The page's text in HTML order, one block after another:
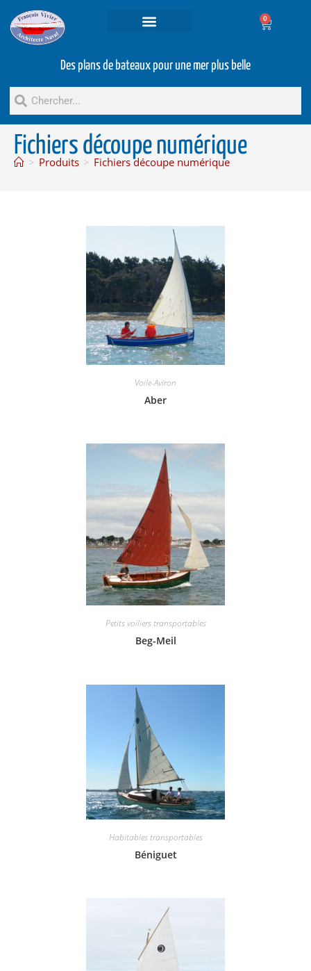
0
Des plans de bateaux pour une mer plus belle
Fichiers découpe numérique
> Produits > Fichiers découpe numérique
Voile-Aviron
Aber
Petits voiliers transportables
Beg-Meil
Habitables transportables
Béniguet